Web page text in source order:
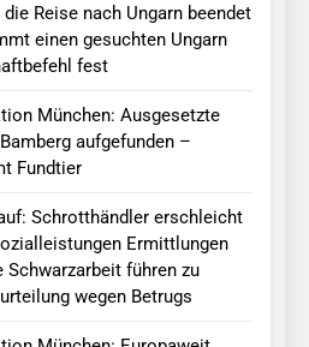
Reise nach Ungarn beendet
einen gesuchten Ungarn
fest
München: Ausgesetzte
aufgefunden –
Fundtier
Schrotthändler erschleicht
Ermittlungen
führen zu
wegen Betrugs